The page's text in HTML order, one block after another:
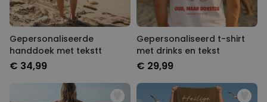
Gepersonaliseerde
handdoek met tekstt
€ 34,99
Gepersonaliseerd t-shirt
met drinks en tekst
€ 29,99